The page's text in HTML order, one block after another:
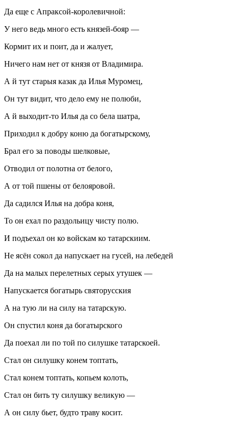
Да еще с Апраксой-королевичной:
У него ведь много есть князей-бояр —
Кормит их и поит, да и жалует,
Ничего нам нет от князя от Владимира.
А й тут старыя казак да Илья Муромец,
Он тут видит, что дело ему не полюби,
А й выходит-то Илья да со бела шатра,
Приходил к добру коню да богатырскому,
Брал его за поводы шелковые,
Отводил от полотна от белого,
А от той пшены от белояровой.
Да садился Илья на добра коня,
То он ехал по раздольицу чисту полю.
И подъехал он ко войскам ко татарскиим.
Не ясён сокол да напускает на гусей, на лебедей
Да на малых перелетных серых утушек —
Напускается богатырь святорусския
А на тую ли на силу на татарскую.
Он спустил коня да богатырского
Да поехал ли по той по силушке татарскоей.
Стал он силушку конем топтать,
Стал конем топтать, копьем колоть,
Стал он бить ту силушку великую —
А он силу бьет, будто траву косит.